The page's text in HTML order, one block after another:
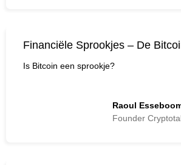
Financiële Sprookjes – De
Is Bitcoin een sprookje?
Raoul
Founder